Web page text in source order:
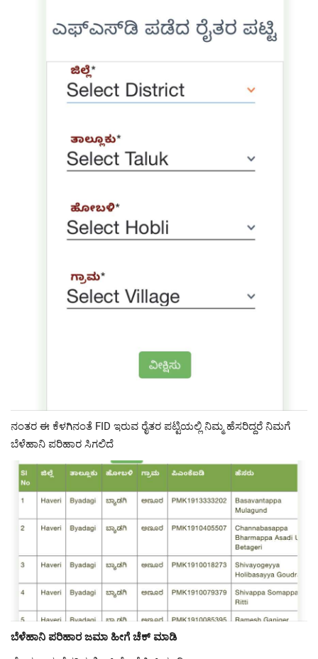
ನಂತರ ಈ ಕೆಳಗಿನಂತೆ FID ಇರುವ ರೈತರ ಪಟ್ಟಿಯಲ್ಲಿ ನಿಮ್ಮ ಹೆಸರಿದ್ದರೆ ನಿಮಗೆ
ಬೆಳೆಹಾನಿ ಪರಿಹಾರ ಸಿಗಲಿದೆ
ಬೆಳೆಹಾನಿ ಪರಿಹಾರ ಜಮಾ ಹೀಗೆ ಚೆಕ್ ಮಾಡಿ